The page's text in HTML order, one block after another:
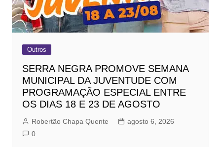
Outros
SERRA NEGRA PROMOVE SEMANA
MUNICIPAL DA JUVENTUDE COM
PROGRAMAÇÃO ESPECIAL ENTRE
OS DIAS 18 E 23 DE AGOSTO
Robertão Chapa Quente
agosto 6, 2026
0